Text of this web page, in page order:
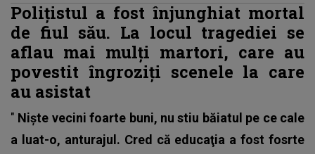
Polițistul a fost înjunghiat mortal
de fiul său. La locul tragediei se
aflau mai mulți martori, care au
povestit îngroziți scenele la care
au asistat
" Nişte vecini foarte buni, nu stiu băiatul pe ce cale
a luat-o, anturajul. Cred că educaţia a fost fosrte